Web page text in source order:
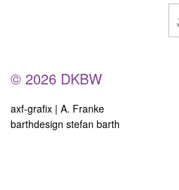
© 2026 DKBW
axf-grafix | A. Franke
barthdesign stefan barth